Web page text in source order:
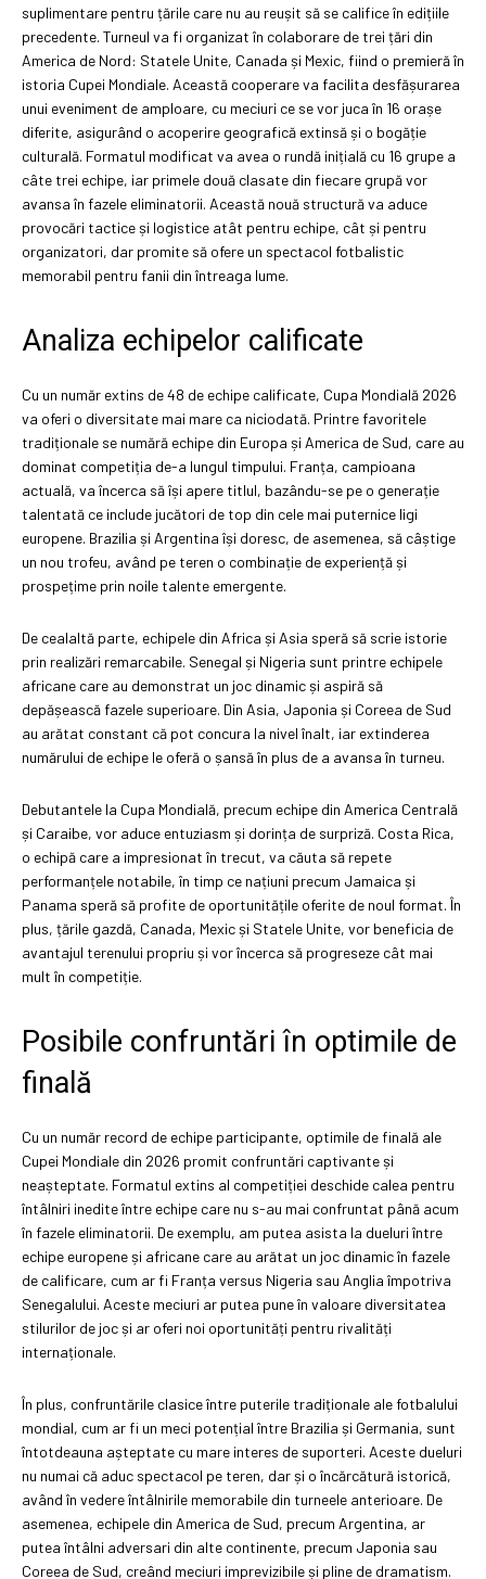
suplimentare pentru țările care nu au reușit să se califice în edițiile
precedente. Turneul va fi organizat în colaborare de trei țări din
America de Nord: Statele Unite, Canada și Mexic, fiind o premieră în
istoria Cupei Mondiale. Această cooperare va facilita desfășurarea
unui eveniment de amploare, cu meciuri ce se vor juca în 16 orașe
diferite, asigurând o acoperire geografică extinsă și o bogăție
culturală. Formatul modificat va avea o rundă inițială cu 16 grupe a
câte trei echipe, iar primele două clasate din fiecare grupă vor
avansa în fazele eliminatorii. Această nouă structură va aduce
provocări tactice și logistice atât pentru echipe, cât și pentru
organizatori, dar promite să ofere un spectacol fotbalistic
memorabil pentru fanii din întreaga lume.
Analiza echipelor calificate
Cu un număr extins de 48 de echipe calificate, Cupa Mondială 2026
va oferi o diversitate mai mare ca niciodată. Printre favoritele
tradiționale se numără echipe din Europa și America de Sud, care au
dominat competiția de-a lungul timpului. Franța, campioana
actuală, va încerca să își apere titlul, bazându-se pe o generație
talentată ce include jucători de top din cele mai puternice ligi
europene. Brazilia și Argentina își doresc, de asemenea, să câștige
un nou trofeu, având pe teren o combinație de experiență și
prospețime prin noile talente emergente.
De cealaltă parte, echipele din Africa și Asia speră să scrie istorie
prin realizări remarcabile. Senegal și Nigeria sunt printre echipele
africane care au demonstrat un joc dinamic și aspiră să
depășească fazele superioare. Din Asia, Japonia și Coreea de Sud
au arătat constant că pot concura la nivel înalt, iar extinderea
numărului de echipe le oferă o șansă în plus de a avansa în turneu.
Debutantele la Cupa Mondială, precum echipe din America Centrală
și Caraibe, vor aduce entuziasm și dorința de surpriză. Costa Rica,
o echipă care a impresionat în trecut, va căuta să repete
performanțele notabile, în timp ce națiuni precum Jamaica și
Panama speră să profite de oportunitățile oferite de noul format. În
plus, țările gazdă, Canada, Mexic și Statele Unite, vor beneficia de
avantajul terenului propriu și vor încerca să progreseze cât mai
mult în competiție.
Posibile confruntări în optimile de
finală
Cu un număr record de echipe participante, optimile de finală ale
Cupei Mondiale din 2026 promit confruntări captivante și
neașteptate. Formatul extins al competiției deschide calea pentru
întâlniri inedite între echipe care nu s-au mai confruntat până acum
în fazele eliminatorii. De exemplu, am putea asista la dueluri între
echipe europene și africane care au arătat un joc dinamic în fazele
de calificare, cum ar fi Franța versus Nigeria sau Anglia împotriva
Senegalului. Aceste meciuri ar putea pune în valoare diversitatea
stilurilor de joc și ar oferi noi oportunități pentru rivalități
internaționale.
În plus, confruntările clasice între puterile tradiționale ale fotbalului
mondial, cum ar fi un meci potențial între Brazilia și Germania, sunt
întotdeauna așteptate cu mare interes de suporteri. Aceste dueluri
nu numai că aduc spectacol pe teren, dar și o încărcătură istorică,
având în vedere întâlnirile memorabile din turneele anterioare. De
asemenea, echipele din America de Sud, precum Argentina, ar
putea întâlni adversari din alte continente, precum Japonia sau
Coreea de Sud, creând meciuri imprevizibile și pline de dramatism.